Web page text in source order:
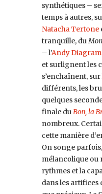
synthétiques –
temps à autres,
Natacha Tertone
tranquille, du
– l’Andy Diagram
et surlignent les
s’enchaînent,
différents, les
quelques
finale duBon, la
nombreux.
cette manière
On songe
mélancolique ou
rythmes et la
dans les artifices